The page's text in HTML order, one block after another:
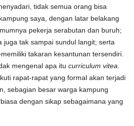
tidak semua orang bisa
saya, dengan latar belakang
pekerja serabutan dan buruh;
juga tak sampai sundul langit; serta
takaran kesantunan tersendiri.
mengenal apa itu curriculum vitea
rapat-rapat yang formal akan terjadi
sebagian besar warga kampung
dengan sikap sebagaimana yang